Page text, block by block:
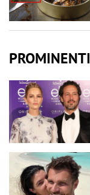
PROMINENTI